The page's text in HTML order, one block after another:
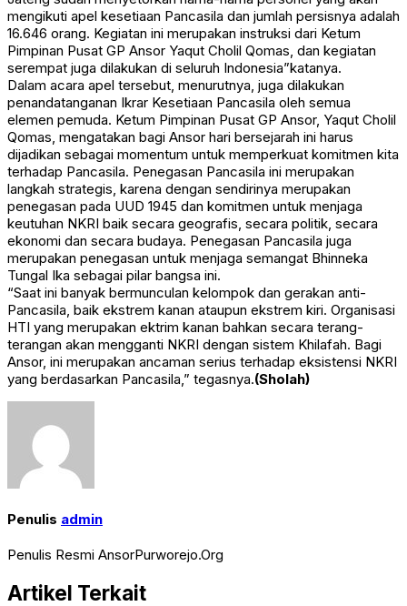
mengikuti apel kesetiaan Pancasila dan jumlah persisnya adalah
16.646 orang. Kegiatan ini merupakan instruksi dari Ketum
Pimpinan Pusat GP Ansor Yaqut Cholil Qomas, dan kegiatan
serempat juga dilakukan di seluruh Indonesia”katanya.
Dalam acara apel tersebut, menurutnya, juga dilakukan
penandatanganan Ikrar Kesetiaan Pancasila oleh semua
elemen pemuda. Ketum Pimpinan Pusat GP Ansor, Yaqut Cholil
Qomas, mengatakan bagi Ansor hari bersejarah ini harus
dijadikan sebagai momentum untuk memperkuat komitmen kita
terhadap Pancasila. Penegasan Pancasila ini merupakan
langkah strategis, karena dengan sendirinya merupakan
penegasan pada UUD 1945 dan komitmen untuk menjaga
keutuhan NKRI baik secara geografis, secara politik, secara
ekonomi dan secara budaya. Penegasan Pancasila juga
merupakan penegasan untuk menjaga semangat Bhinneka
Tungal Ika sebagai pilar bangsa ini.
“Saat ini banyak bermunculan kelompok dan gerakan anti-
Pancasila, baik ekstrem kanan ataupun ekstrem kiri. Organisasi
HTI yang merupakan ektrim kanan bahkan secara terang-
terangan akan mengganti NKRI dengan sistem Khilafah. Bagi
Ansor, ini merupakan ancaman serius terhadap eksistensi NKRI
yang berdasarkan Pancasila,” tegasnya.(Sholah)
Penulis admin
Penulis Resmi AnsorPurworejo.Org
Artikel Terkait